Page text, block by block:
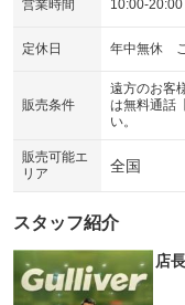
営業時間 10:00-20:00
定休日 年中無休
販売条件
遠方のお客
は無料通話
い。
販売可能エ
リア
全国
スタッフ紹介
店